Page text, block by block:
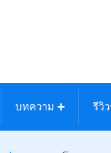
บทความ รีวิ